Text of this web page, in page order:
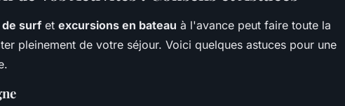
surf et excursions en bateau à l'avance peut faire toute la
pleinement de votre séjour. Voici quelques astuces pour une